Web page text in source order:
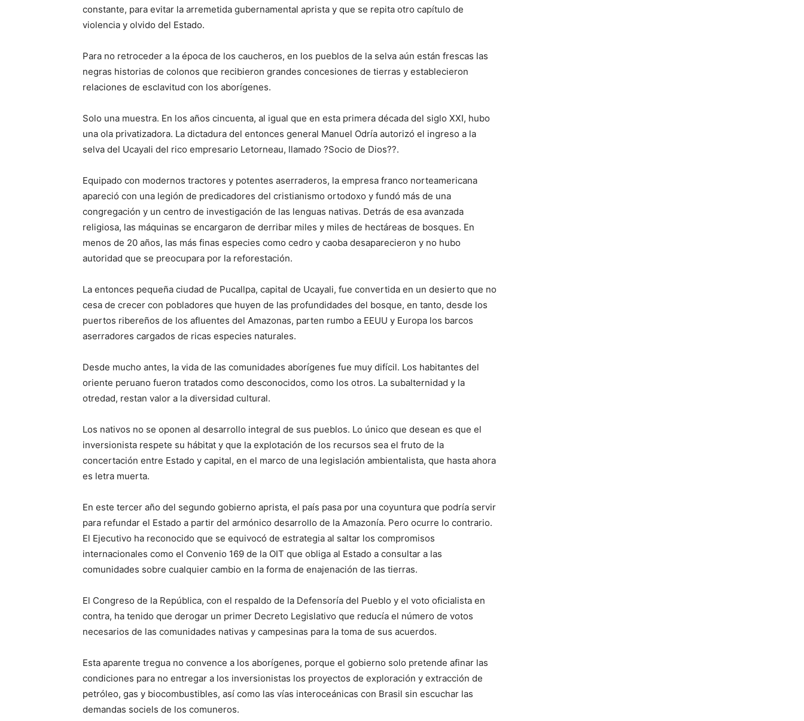
constante, para evitar la arremetida gubernamental aprista y que se repita otro capítulo de
violencia y olvido del Estado.
Para no retroceder a la época de los caucheros, en los pueblos de la selva aún están frescas las
negras historias de colonos que recibieron grandes concesiones de tierras y establecieron
relaciones de esclavitud con los aborígenes.
Solo una muestra. En los años cincuenta, al igual que en esta primera década del siglo XXI, hubo
una ola privatizadora. La dictadura del entonces general Manuel Odría autorizó el ingreso a la
selva del Ucayali del rico empresario Letorneau, llamado ?Socio de Dios??.
Equipado con modernos tractores y potentes aserraderos, la empresa franco norteamericana
apareció con una legión de predicadores del cristianismo ortodoxo y fundó más de una
congregación y un centro de investigación de las lenguas nativas. Detrás de esa avanzada
religiosa, las máquinas se encargaron de derribar miles y miles de hectáreas de bosques. En
menos de 20 años, las más finas especies como cedro y caoba desaparecieron y no hubo
autoridad que se preocupara por la reforestación.
La entonces pequeña ciudad de Pucallpa, capital de Ucayali, fue convertida en un desierto que no
cesa de crecer con pobladores que huyen de las profundidades del bosque, en tanto, desde los
puertos ribereños de los afluentes del Amazonas, parten rumbo a EEUU y Europa los barcos
aserradores cargados de ricas especies naturales.
Desde mucho antes, la vida de las comunidades aborígenes fue muy difícil. Los habitantes del
oriente peruano fueron tratados como desconocidos, como los otros. La subalternidad y la
otredad, restan valor a la diversidad cultural.
Los nativos no se oponen al desarrollo integral de sus pueblos. Lo único que desean es que el
inversionista respete su hábitat y que la explotación de los recursos sea el fruto de la
concertación entre Estado y capital, en el marco de una legislación ambientalista, que hasta ahora
es letra muerta.
En este tercer año del segundo gobierno aprista, el país pasa por una coyuntura que podría servir
para refundar el Estado a partir del armónico desarrollo de la Amazonía. Pero ocurre lo contrario.
El Ejecutivo ha reconocido que se equivocó de estrategia al saltar los compromisos
internacionales como el Convenio 169 de la OIT que obliga al Estado a consultar a las
comunidades sobre cualquier cambio en la forma de enajenación de las tierras.
El Congreso de la República, con el respaldo de la Defensoría del Pueblo y el voto oficialista en
contra, ha tenido que derogar un primer Decreto Legislativo que reducía el número de votos
necesarios de las comunidades nativas y campesinas para la toma de sus acuerdos.
Esta aparente tregua no convence a los aborígenes, porque el gobierno solo pretende afinar las
condiciones para no entregar a los inversionistas los proyectos de exploración y extracción de
petróleo, gas y biocombustibles, así como las vías interoceánicas con Brasil sin escuchar las
demandas sociels de los comuneros.